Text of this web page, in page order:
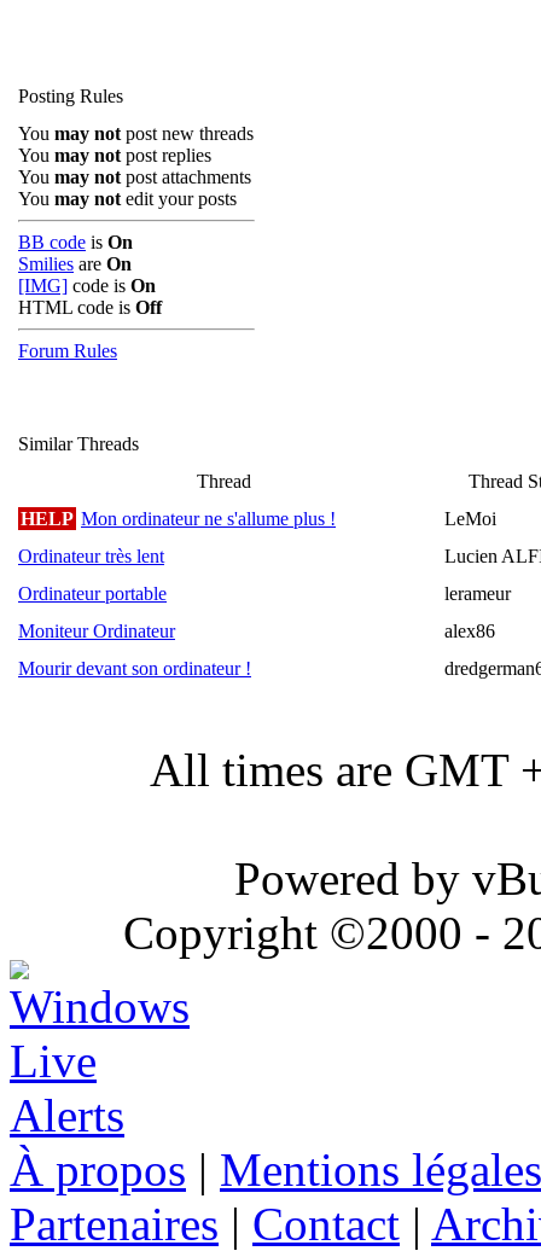
Posting Rules
You may not post new threads
You may not post replies
You may not post attachments
You may not edit your posts
BB code is On
Smilies are On
[IMG] code is On
HTML code is Off
Forum Rules
Similar Threads
Thread
Thread
HELP Mon ordinateur ne s'allume plus !
LeMoi
Ordinateur très lent
Lucien
Ordinateur portable
lerameur
Moniteur Ordinateur
alex86
Mourir devant son ordinateur !
All times are GMT
Powered by
Copyright ©2000 -
À propos | Mentions légales
Partenaires | Contact |